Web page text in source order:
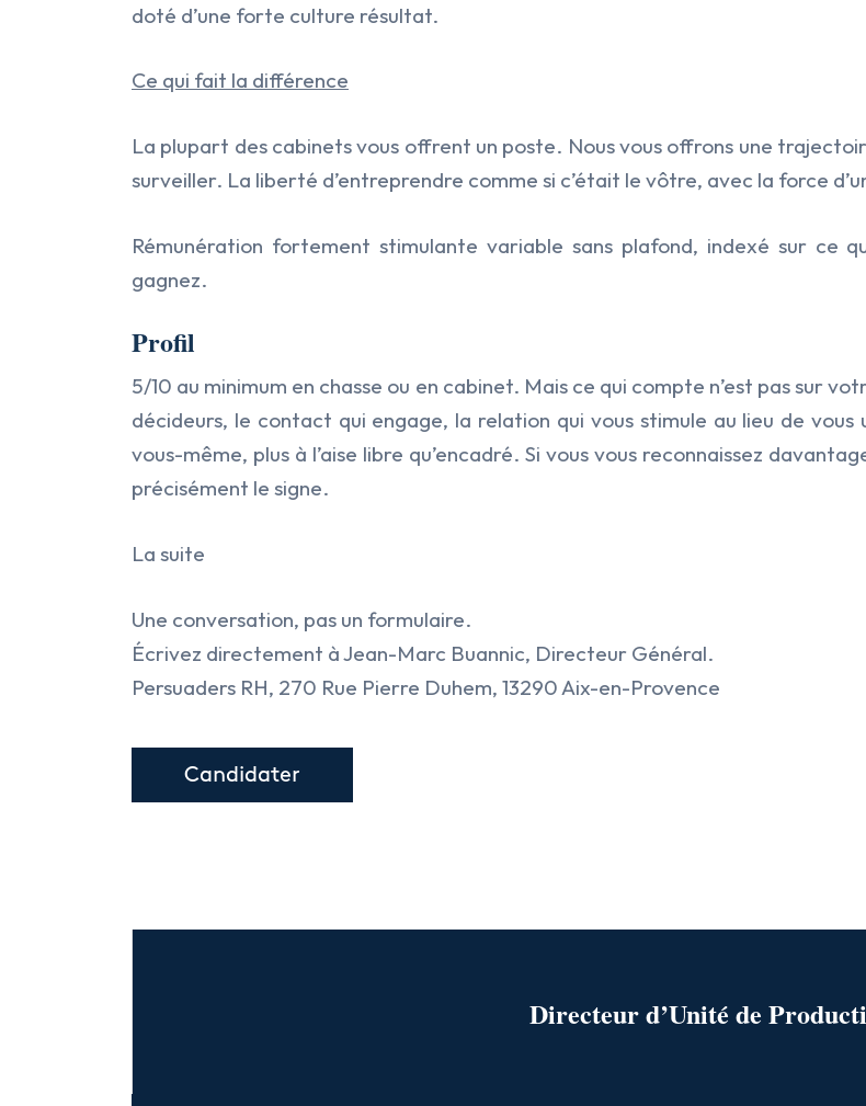
doté d’une forte culture résultat.
Ce qui fait la différence
La plupart des cabinets vous offrent un poste. Nous vous offrons une
surveiller. La liberté d’entreprendre comme si c’était le vôtre, avec la force
Rémunération fortement stimulante variable sans plafond, indexé sur ce
gagnez.
Profil
5/10 au minimum en chasse ou en cabinet. Mais ce qui compte n’est pas sur
décideurs, le contact qui engage, la relation qui vous stimule au lieu de
vous-même, plus à l’aise libre qu’encadré. Si vous vous reconnaissez
précisément le signe.
La suite
Une conversation, pas un formulaire.
Écrivez directement à Jean-Marc Buannic, Directeur Général.
Persuaders RH, 270 Rue Pierre Duhem, 13290 Aix-en-Provence
Candidater
Directeur d’Unité de